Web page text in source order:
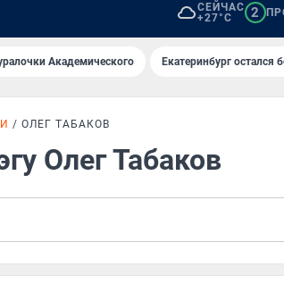
СЕЙЧАС
+27°C
2
Академического Екатеринбург остался
ОЛЕГ ТАБАКОВ
Олег Табаков